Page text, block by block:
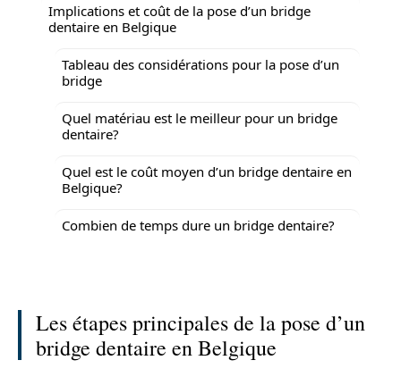
Implications et coût de la pose d’un bridge
dentaire en Belgique
Tableau des considérations pour la pose d’un
bridge
Quel matériau est le meilleur pour un bridge
dentaire?
Quel est le coût moyen d’un bridge dentaire en
Belgique?
Combien de temps dure un bridge dentaire?
Les étapes principales de la pose d’un
bridge dentaire en Belgique